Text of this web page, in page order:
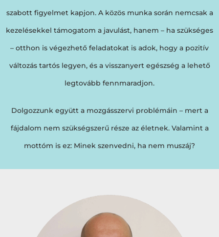
szabott figyelmet kapjon. A közös munka során nemcsak a
kezelésekkel támogatom a javulást, hanem – ha szükséges
– otthon is végezhető feladatokat is adok, hogy a pozitív
változás tartós legyen, és a visszanyert egészség a lehető
legtovább fennmaradjon.
Dolgozzunk együtt a mozgásszervi problémáin – mert a
fájdalom nem szükségszerű része az életnek. Valamint a
mottóm is ez: Minek szenvedni, ha nem muszáj?